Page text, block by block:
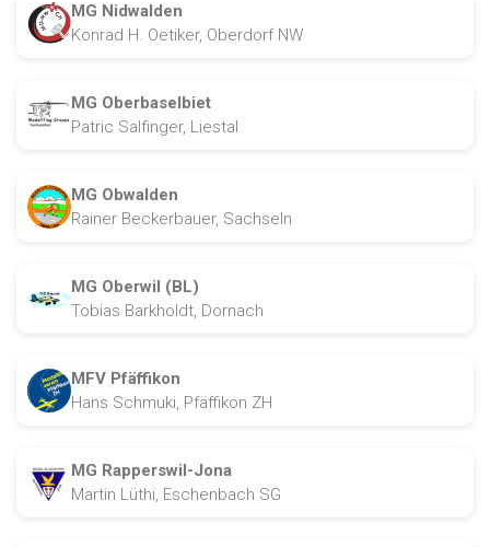
MG Nidwalden
Konrad H. Oetiker, Oberdorf NW
MG Oberbaselbiet
Patric Salfinger, Liestal
MG Obwalden
Rainer Beckerbauer, Sachseln
MG Oberwil (BL)
Tobias Barkholdt, Dornach
MFV Pfäffikon
Hans Schmuki, Pfäffikon ZH
MG Rapperswil-Jona
Martin Lüthi, Eschenbach SG